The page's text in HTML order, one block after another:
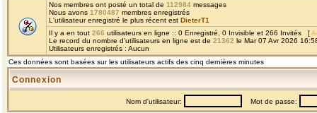
Nos membres ont posté un total de 112984 messages
Nous avons 1780487 membres enregistrés
L'utilisateur enregistré le plus récent est DieterT1
Il y a en tout 266 utilisateurs en ligne :: 0 Enregistré, 0 Invisible et 266 Invités [
Le record du nombre d'utilisateurs en ligne est de 21362 le Mar 07 Avr 2026
Utilisateurs enregistrés : Aucun
Ces données sont basées sur les utilisateurs actifs des cinq dernières minutes
Connexion
Nom d'utilisateur: Mot de passe: